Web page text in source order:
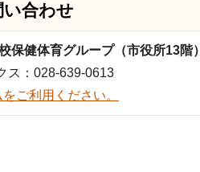
い合わせ
保健体育グループ（市役所13階
ス：028-639-0613
ご利用ください。